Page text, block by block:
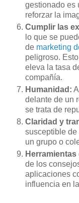
gestionado es
reforzar la
Cumplir las
lo que se
de marketing
peligroso.
eleva la tasa
compañía.
Humanidad:
delante de un
se trata de
Claridad y
susceptible de
un grupo o
de los
aplicaciones
influencia en